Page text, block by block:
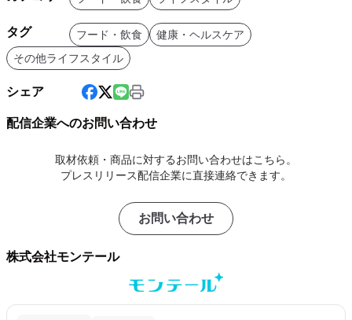
タグ フード・飲食
健康・ヘルスケア
その他ライフスタイル
シェア
配信企業へのお問い合わせ
取材依頼・商品に対するお問い合わせはこちら。
プレスリリース配信企業に直接連絡できます。
お問い合わせ
株式会社モンテール